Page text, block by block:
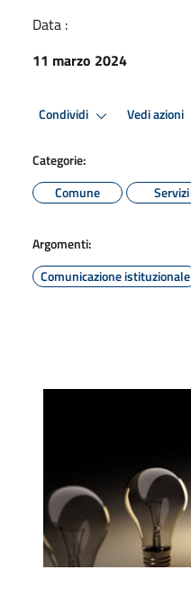
Data :
11 marzo 2024
Condividi Vedi azioni
Categorie:
Comune
Servizi
Argomenti:
Comunicazione istituzionale